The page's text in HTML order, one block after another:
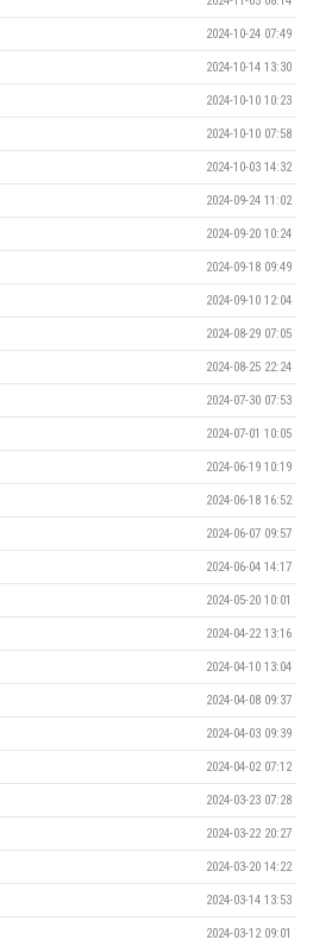
2024-10-24 07:49
2024-10-14 13:30
2024-10-10 10:23
2024-10-10 07:58
2024-10-03 14:32
2024-09-24 11:02
2024-09-20 10:24
2024-09-18 09:49
2024-09-10 12:04
2024-08-29 07:05
2024-08-25 22:24
2024-07-30 07:53
2024-07-01 10:05
2024-06-19 10:19
2024-06-18 16:52
2024-06-07 09:57
2024-06-04 14:17
2024-05-20 10:01
2024-04-22 13:16
2024-04-10 13:04
2024-04-08 09:37
2024-04-03 09:39
2024-04-02 07:12
2024-03-23 07:28
2024-03-22 20:27
2024-03-20 14:22
2024-03-14 13:53
2024-03-12 09:01